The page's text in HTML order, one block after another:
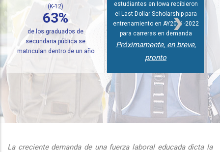
actions
estudiantes en Iowa recibieron
el Last Dollar Scholarship para
entrenamiento en AY2021-2022
para carreras en demanda
Próximamente, en breve,
Iowa Community Colleges
90.5%
se convirtió en empleado
La creciente demanda de una fuerza laboral educada dicta la